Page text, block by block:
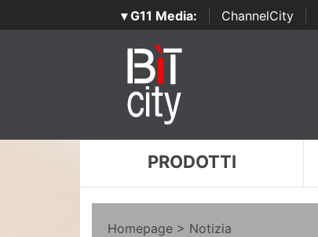
▾ G11 Media: ChannelCity
PRODOTTI
Homepage > Notizia